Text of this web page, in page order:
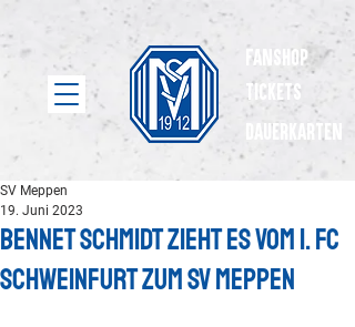
Fanshop
Tickets
dauerkarten
Bennet Schmidt zieht es vom 1. FC
Schweinfurt zum SV Meppen
SV Meppen
19. Juni 2023